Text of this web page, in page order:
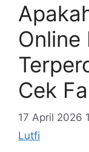
Online
Cek
17 April 2026
Lutfi